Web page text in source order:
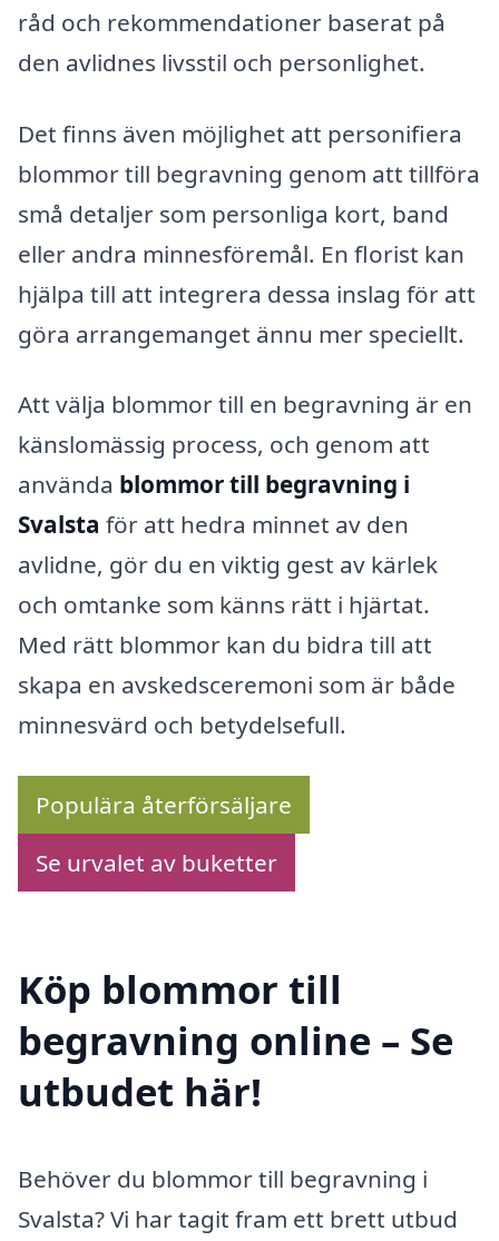
råd och rekommendationer baserat på
den avlidnes livsstil och personlighet.
Det finns även möjlighet att personifiera
blommor till begravning genom att tillföra
små detaljer som personliga kort, band
eller andra minnesföremål. En florist kan
hjälpa till att integrera dessa inslag för att
göra arrangemanget ännu mer speciellt.
Att välja blommor till en begravning är en
känslomässig process, och genom att
använda blommor till begravning i
Svalsta för att hedra minnet av den
avlidne, gör du en viktig gest av kärlek
och omtanke som känns rätt i hjärtat.
Med rätt blommor kan du bidra till att
skapa en avskedsceremoni som är både
minnesvärd och betydelsefull.
Populära återförsäljare
Se urvalet av buketter
Köp blommor till
begravning online – Se
utbudet här!
Behöver du blommor till begravning i
Svalsta? Vi har tagit fram ett brett utbud